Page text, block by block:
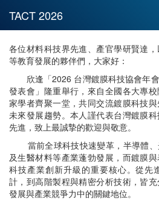
各位材料科技界先進、產官學研賢達
等教育發展的夥伴們，大家好：
欣逢「2026 台灣鍍膜科技協會年會
發表會」隆重舉行，來自全國各大專
家學者齊聚一堂，共同交流鍍膜科技
未來發展趨勢。本人謹代表台灣鍍膜
先進，致上最誠摯的歡迎與敬意。
當前全球科技快速變革，半導體、
及生醫材料等產業蓬勃發展，而鍍膜
科技產業創新升級的重要核心。從先
計，到高階製程與精密分析技術，皆
發展與產業競爭力中的關鍵地位。